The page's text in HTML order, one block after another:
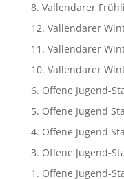
8. Vallendarer
12. Vallendarer
11. Vallendarer
10. Vallendarer
6. Offene Jugend-
5. Offene Jugend
4. Offene Jugend
3. Offene Jugend-
1. Offene Jugend-